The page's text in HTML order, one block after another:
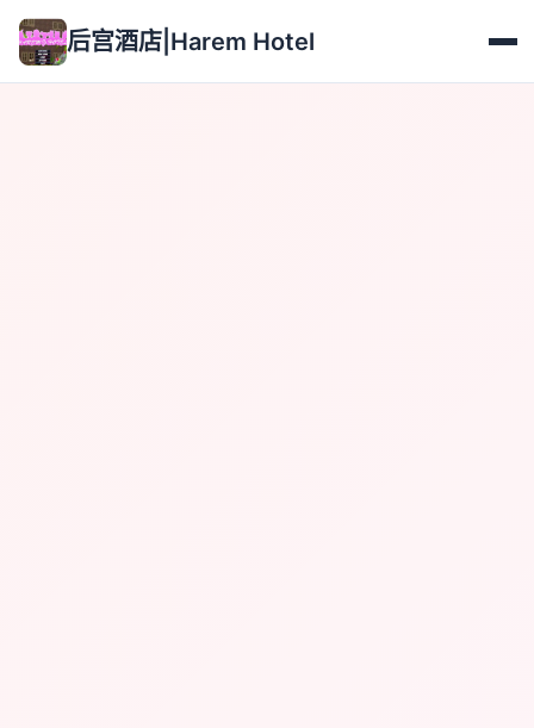
后宫酒店|Harem Hotel